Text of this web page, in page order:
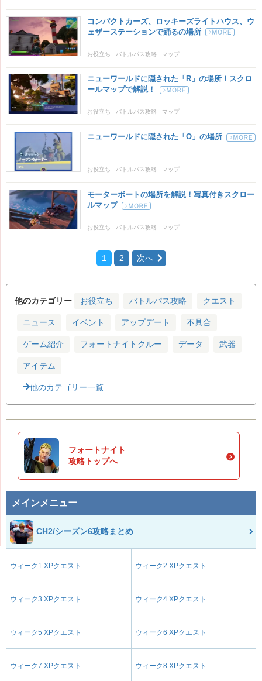
コンパクトカーズ、ロッキーズライトハウス、ウ
ェザーステーションで踊るの場所
お役立ち バトルパス攻略 マップ
ニューワールドに隠された「R」の場所！スクロ
ールマップで解説！
お役立ち バトルパス攻略 マップ
ニューワールドに隠された「O」の場所
お役立ち バトルパス攻略 マップ
モーターボートの場所を解説！写真付きスクロー
ルマップ
お役立ち バトルパス攻略 マップ
1 2 次へ
他のカテゴリー お役立ち バトルパス攻略 クエスト
ニュース イベント アップデート 不具合
ゲーム紹介 フォートナイトクルー データ 武器
アイテム
他のカテゴリー一覧
フォートナイト
攻略トップへ
メインメニュー
CH2/シーズン6攻略まとめ
ウィーク1 XPクエスト ウィーク2 XPクエスト
ウィーク3 XPクエスト ウィーク4 XPクエスト
ウィーク5 XPクエスト ウィーク6 XPクエスト
ウィーク7 XPクエスト ウィーク8 XPクエスト